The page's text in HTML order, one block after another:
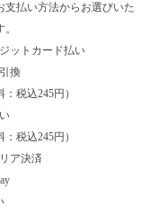
支払い方法からお選びいた
ットカード払い
換
：税込245円）
：税込245円）
ア決済